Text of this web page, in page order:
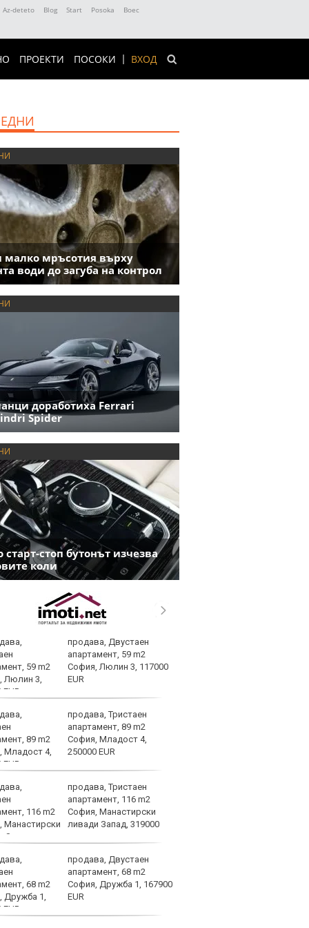
Az-deteto Blog Start Posoka
Boec
ВХОД
ПРОЕКТИ ПОСОКИ
малко мръсотия върху
води до загуба на контрол
доработиха Ferrari
Spider
стоп бутонът изчезва
коли
продава, Двустаен
апартамент, 59 m2
София, Люлин 3, 117000
EUR
продава, Тристаен
апартамент, 89 m2
София, Младост 4,
250000 EUR
продава, Тристаен
апартамент, 116 m2
София, Манастирски
ливади Запад, 319000
продава, Двустаен
апартамент, 68 m2
София, Дружба 1, 167900
EUR